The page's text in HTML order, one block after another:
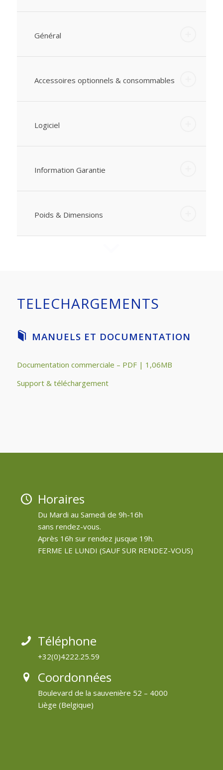
Général
Accessoires optionnels & consommables
Logiciel
Information Garantie
Poids & Dimensions
TELECHARGEMENTS
MANUELS ET DOCUMENTATION
Documentation commerciale – PDF | 1,06MB
Support & téléchargement
Horaires
Du Mardi au Samedi de 9h-16h
sans rendez-vous.
Après 16h sur rendez jusque 19h.
FERME LE LUNDI (SAUF SUR RENDEZ-VOUS)
Téléphone
+32(0)4222.25.59
Coordonnées
Boulevard de la sauvenière 52 – 4000
Liège (Belgique)